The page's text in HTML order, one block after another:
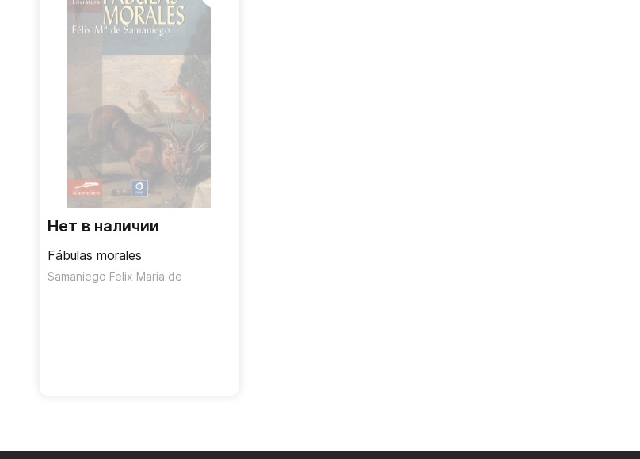
Нет в наличии
Fábulas morales
Samaniego Felix Maria de